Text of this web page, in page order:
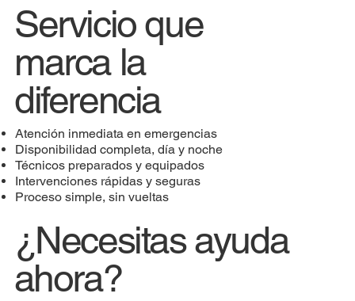
Servicio que
marca la
diferencia
Atención inmediata en emergencias
Disponibilidad completa, día y noche
Técnicos preparados y equipados
Intervenciones rápidas y seguras
Proceso simple, sin vueltas
¿Necesitas ayuda
ahora?